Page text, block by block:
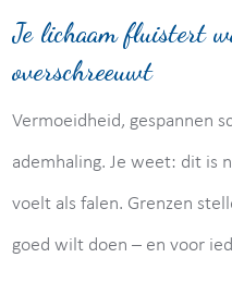
Je lichaam fluistert
overschreeuwt
Vermoeidheid, gespannen
ademhaling. Je weet: dit is
voelt als falen. Grenzen
goed wilt doen – en voor